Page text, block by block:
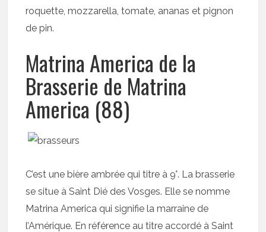
roquette, mozzarella, tomate, ananas et pignon
de pin.
Matrina America de la
Brasserie de Matrina
America (88)
C’est une bière ambrée qui titre à 9°. La brasserie
se situe à Saint Dié des Vosges. Elle se nomme
Matrina America qui signifie la marraine de
l’Amérique. En référence au titre accordé à Saint